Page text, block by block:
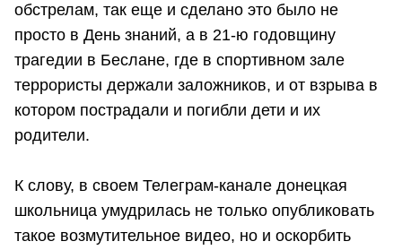
обстрелам, так еще и сделано это было не
просто в День знаний, а в 21-ю годовщину
трагедии в Беслане, где в спортивном зале
террористы держали заложников, и от взрыва в
котором пострадали и погибли дети и их
родители.
К слову, в своем Телеграм-канале донецкая
школьница умудрилась не только опубликовать
такое возмутительное видео, но и оскорбить